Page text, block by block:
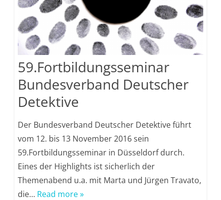
59.Fortbildungsseminar
Bundesverband Deutscher
Detektive
Der Bundesverband Deutscher Detektive führt
vom 12. bis 13 November 2016 sein
59.Fortbildungsseminar in Düsseldorf durch.
Eines der Highlights ist sicherlich der
Themenabend u.a. mit Marta und Jürgen Travato,
die… Read more »